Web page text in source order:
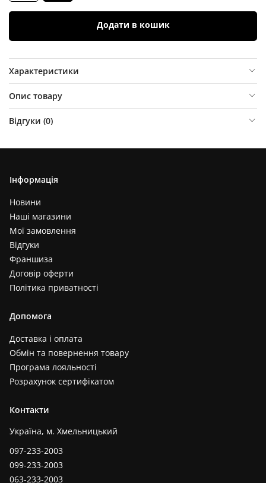
Додати в кошик
Характеристики
Опис товару
Відгуки (0)
Інформація
Новини
Наші магазини
Мої замовлення
Відгуки
Франшиза
Договір оферти
Політика приватності
Допомога
Доставка і оплата
Обмін та повернення товару
Програма лояльності
Розрахунок сертифікатом
Контакти
Україна, м. Хмельницький
097-233-2003
099-233-2003
063-233-2003